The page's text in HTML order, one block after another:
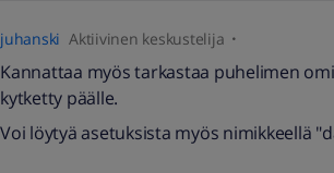
juhanski Aktiivinen keskustelija
Kannattaa myös tarkastaa puhelimen
kytketty päälle.
Voi löytyä asetuksista myös nimikkeellä